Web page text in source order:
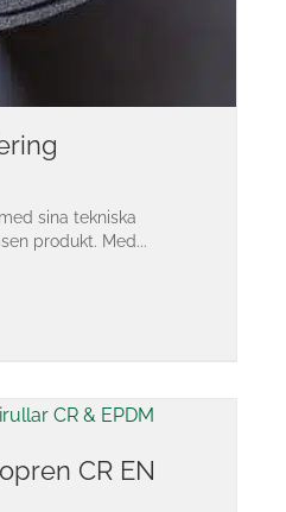
sina tekniska
produkt. Med...
CR EN